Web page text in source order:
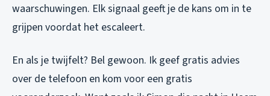
waarschuwingen. Elk signaal geeft je de kans om in te
grijpen voordat het escaleert.
En als je twijfelt? Bel gewoon. Ik geef gratis advies
over de telefoon en kom voor een gratis